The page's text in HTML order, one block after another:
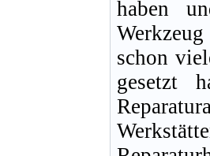
haben
schon
gesetzt